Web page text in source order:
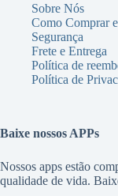
Sobre Nós
Como Comprar
Segurança
Frete e Entrega
Política de
Política de
Baixe nossos APPs
Nossos apps estão
qualidade de vida.